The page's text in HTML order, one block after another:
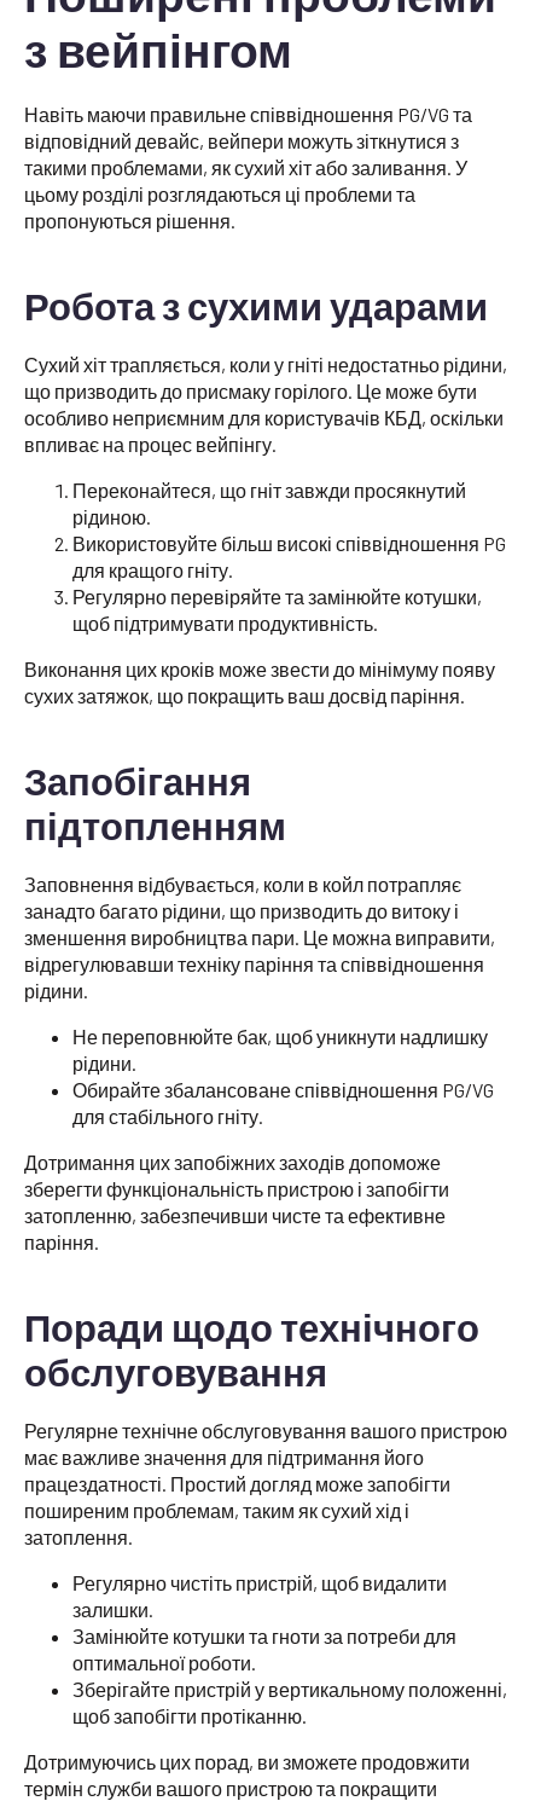
з вейпінгом
Навіть маючи правильне співвідношення PG/VG та
відповідний девайс, вейпери можуть зіткнутися з
такими проблемами, як сухий хіт або заливання. У
цьому розділі розглядаються ці проблеми та
пропонуються рішення.
Робота з сухими ударами
Сухий хіт трапляється, коли у гніті недостатньо рідини,
що призводить до присмаку горілого. Це може бути
особливо неприємним для користувачів КБД, оскільки
впливає на процес вейпінгу.
Переконайтеся, що гніт завжди просякнутий
рідиною.
Використовуйте більш високі співвідношення PG
для кращого гніту.
Регулярно перевіряйте та замінюйте котушки,
щоб підтримувати продуктивність.
Виконання цих кроків може звести до мінімуму появу
сухих затяжок, що покращить ваш досвід паріння.
Запобігання
підтопленням
Заповнення відбувається, коли в койл потрапляє
занадто багато рідини, що призводить до витоку і
зменшення виробництва пари. Це можна виправити,
відрегулювавши техніку паріння та співвідношення
рідини.
Не переповнюйте бак, щоб уникнути надлишку
рідини.
Обирайте збалансоване співвідношення PG/VG
для стабільного гніту.
Дотримання цих запобіжних заходів допоможе
зберегти функціональність пристрою і запобігти
затопленню, забезпечивши чисте та ефективне
паріння.
Поради щодо технічного
обслуговування
Регулярне технічне обслуговування вашого пристрою
має важливе значення для підтримання його
працездатності. Простий догляд може запобігти
поширеним проблемам, таким як сухий хід і
затоплення.
Регулярно чистіть пристрій, щоб видалити
залишки.
Замінюйте котушки та гноти за потреби для
оптимальної роботи.
Зберігайте пристрій у вертикальному положенні,
щоб запобігти протіканню.
Дотримуючись цих порад, ви зможете продовжити
термін служби вашого пристрою та покращити